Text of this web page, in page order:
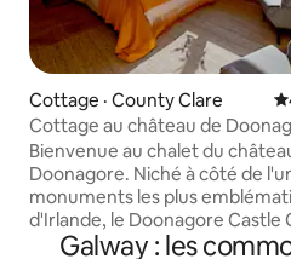
Cottage · County Clare
Cottage au château de
Bienvenue au chalet du
Doonagore. Niché à côté de
monuments les plus
d'Irlande, le Doonagore Castle
été méticuleusement rénové
Galway : les